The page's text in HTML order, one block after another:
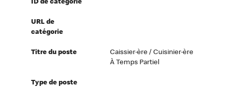
ID de catégorie
URL de
catégorie
Titre du poste
Caissier·ère / Cuisinier·ère
À Temps Partiel
Type de poste